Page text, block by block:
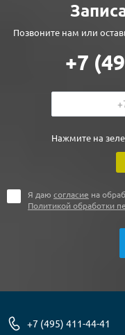
Позвоните нам или
+7
Нажмите на
Я даю согласие на
Политикой обработки
+7 (495) 411-44-41